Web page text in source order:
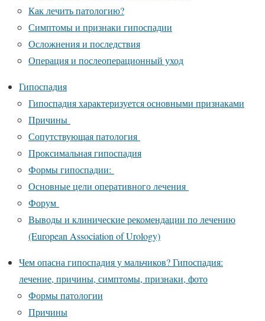
Как лечить патологию?
Симптомы и признаки гипоспадии
Осложнения и последствия
Операция и послеоперационный уход
Гипоспадия
Гипоспадия характеризуется основными признаками
Причины
Сопутствующая патология
Проксимальная гипоспадия
Формы гипоспадии:
Основные цели оперативного лечения
Форум
Выводы и клинические рекомендации по лечению
(European Association of Urology)
Чем опасна гипоспадия у мальчиков? Гипоспадия:
лечение, причины, симптомы, признаки, фото
Формы патологии
Причины